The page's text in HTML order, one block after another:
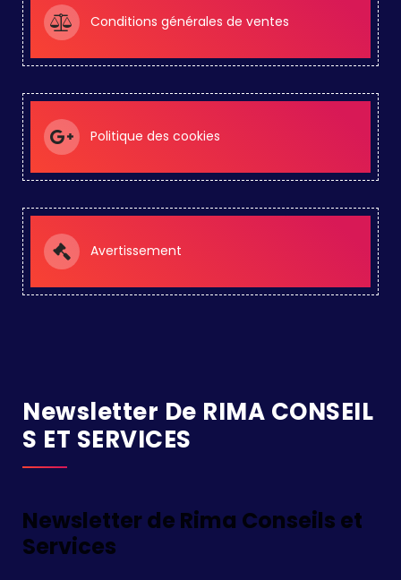
Conditions générales de ventes
Politique des cookies
Avertissement
Newsletter De RIMA CONSEIL
S ET SERVICES
Newsletter de Rima Conseils et
Services